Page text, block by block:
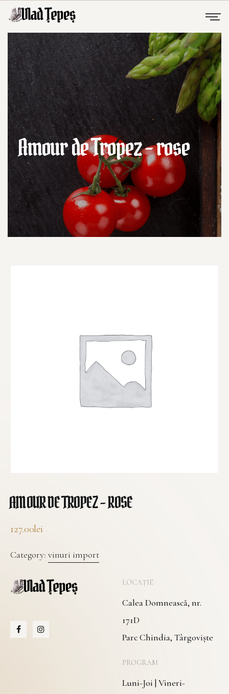
Amour de Tropez – rose
AMOUR DE TROPEZ – ROSE
127.00lei
Category: vinuri import
LOCAȚIE
Calea Domnească, nr.
171D
Parc Chindia, Târgoviște
PROGRAM
Luni-Joi | Vineri-